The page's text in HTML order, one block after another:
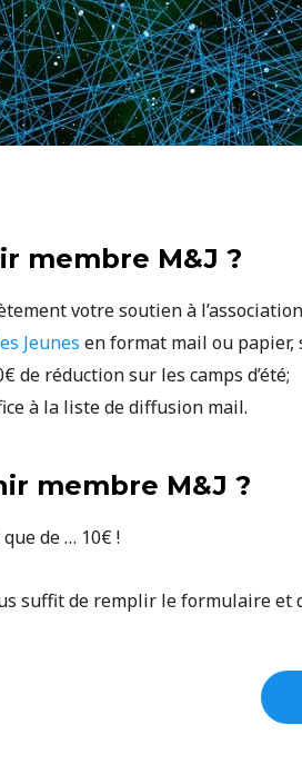
membre M&J ?
votre soutien à
Jeunes en format mail ou papier,
de réduction sur les camps d’été;
à la liste de diffusion mail.
membre M&J ?
de … 10€ !
suffit de remplir le formulaire